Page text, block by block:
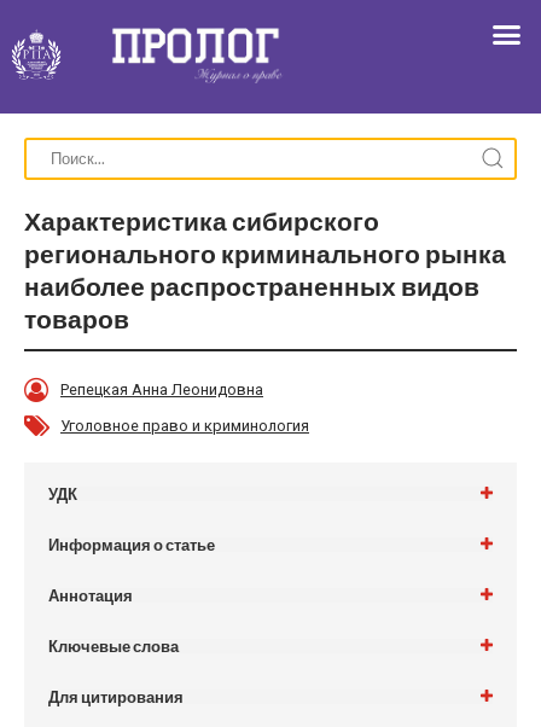
Характеристика сибирского
регионального криминального рынка
наиболее распространенных видов
товаров
Репецкая Анна Леонидовна
Уголовное право и криминология
УДК
Информация о статье
Аннотация
Ключевые слова
Для цитирования